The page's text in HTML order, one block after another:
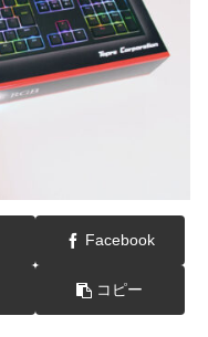
Facebook
コピー